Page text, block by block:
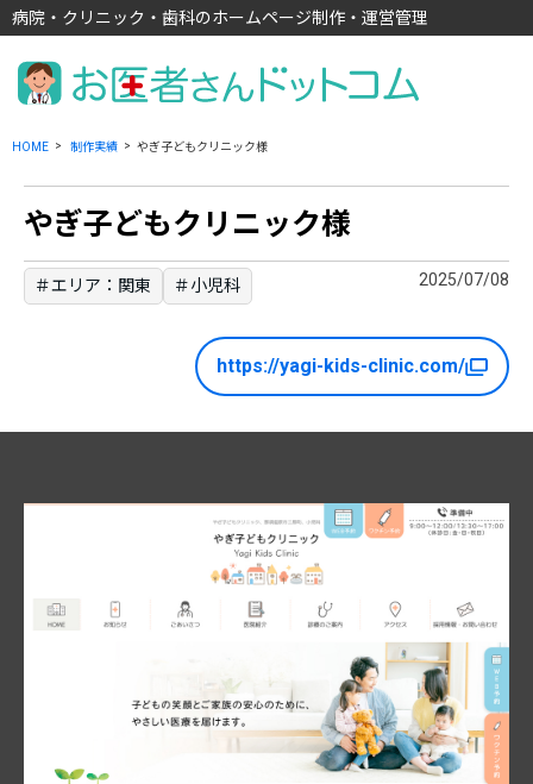
病院・クリニック・歯科のホームページ制作・運営管理
HOME 制作実績 やぎ子どもクリニック様
やぎ子どもクリニック様
＃エリア：関東 ＃小児科 2025/07/08
https://yagi-kids-clinic.com/